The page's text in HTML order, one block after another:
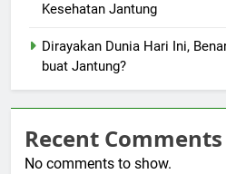
Kesehatan Jantung
Dirayakan Dunia Hari Ini,
buat Jantung?
Recent Comments
No comments to show.